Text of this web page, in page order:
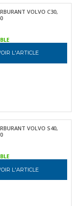
VOLVO C30,
L'ARTICLE
VOLVO S40,
L'ARTICLE